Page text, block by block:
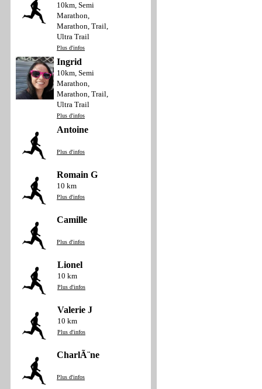
10km, Semi
Marathon,
Marathon, Trail,
Ultra Trail
Plus d'infos
Ingrid
10km, Semi
Marathon,
Marathon, Trail,
Ultra Trail
Plus d'infos
Antoine
Plus d'infos
Romain G
10 km
Plus d'infos
Camille
Plus d'infos
Lionel
10 km
Plus d'infos
Valerie J
10 km
Plus d'infos
CharlÃ¨ne
Plus d'infos